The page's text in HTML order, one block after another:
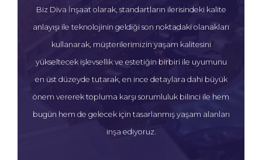
Biz Diva İnşaat olarak, standartların ilerisindeki kalite
anlayışı ile teknolojinin geldiği son noktadaki olanakları
kullanarak, müşterilerimizin yaşam kalitesini
yükseltecek işlevsellik ve estetiğin birbiri ile uyumunu
en üst düzeyde tutarak, en ince detaylara dahi büyük
önem vererek topluma karşı sorumluluk bilinci ile hem
bugün hem de gelecek için tasarlanmış yaşam alanları
inşa ediyoruz.